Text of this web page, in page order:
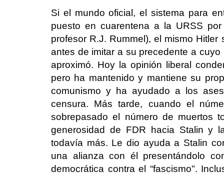
Si el mundo oficial, el sistema para
puesto en cuarentena a la URSS
profesor R.J. Rummel), el mismo
antes de imitar a su precedente a
aproximó. Hoy la opinión liberal
pero ha mantenido y mantiene su
comunismo y ha ayudado a los
censura. Más tarde, cuando el
sobrepasado el número de muertos
generosidad de FDR hacia Stalin y
todavía más. Le dio ayuda a Stalin
una alianza con él presentándolo
democrática contra el “fascismo".